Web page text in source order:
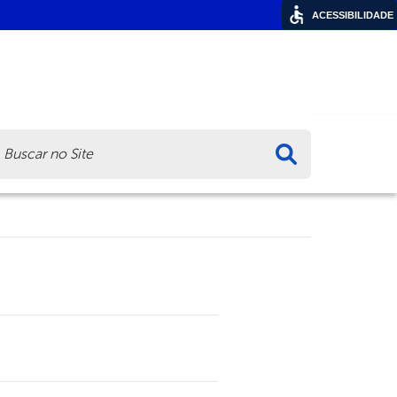
ACESSIBILIDADE